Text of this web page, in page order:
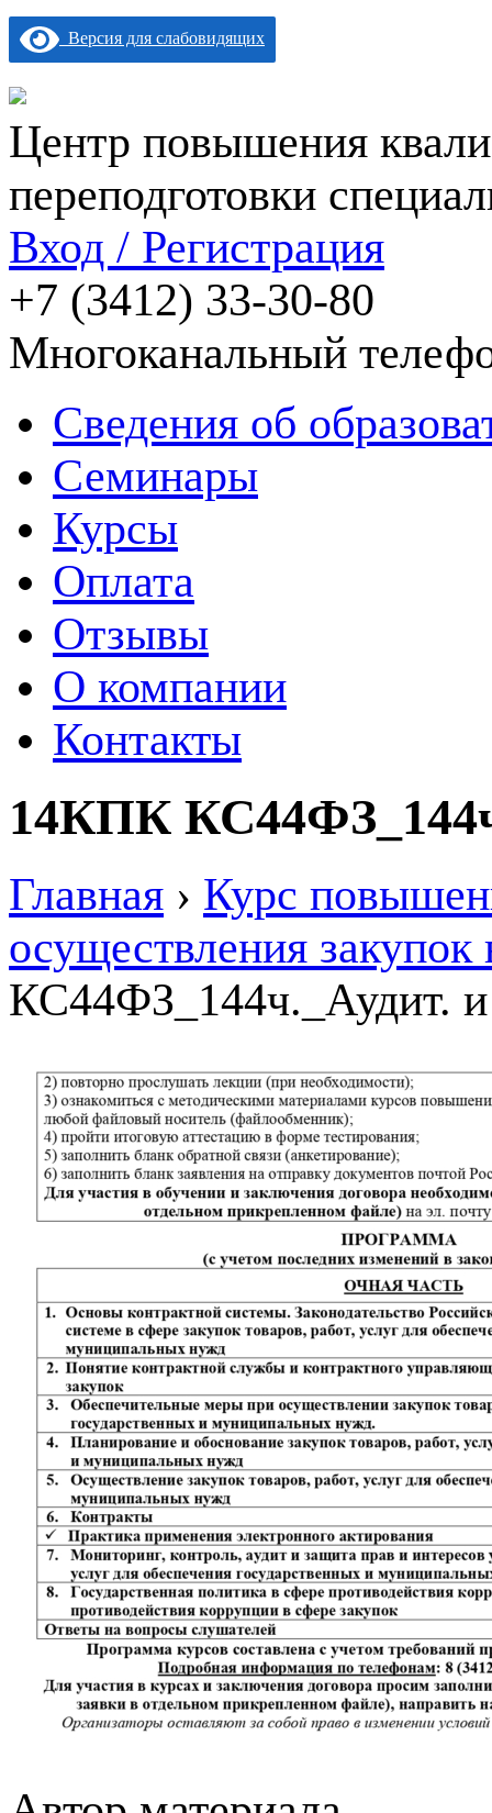
Версия для слабовидящих
Центр повышения
переподготовки
Вход / Регистрация
+7 (3412) 33-30-80
Многоканальный
Сведения об
Семинары
Курсы
Оплата
Отзывы
О компании
Контакты
14КПК
Главная › Курс
осуществления
КС44ФЗ_144ч._Аудит.